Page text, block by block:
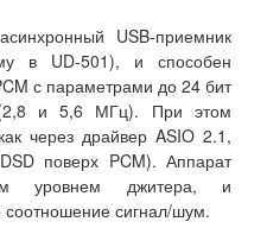
USB-приемник
в UD-501), и способен
с параметрами до 24 бит
и 5,6 МГц). При этом
через драйвер ASIO 2.1,
поверх PCM). Аппарат
уровнем джитера, и
сигнал/шум.